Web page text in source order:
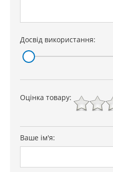
Досвід використання:
Оцінка товару:
Ваше ім'я: